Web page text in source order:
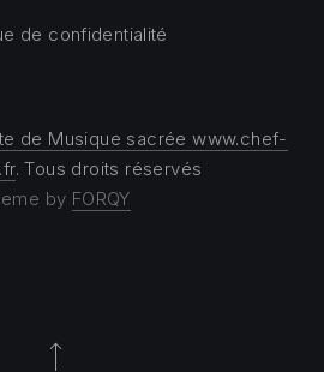
de Musique sacrée www.chef-
. Tous droits réservés
by FORQY
de confidentialité